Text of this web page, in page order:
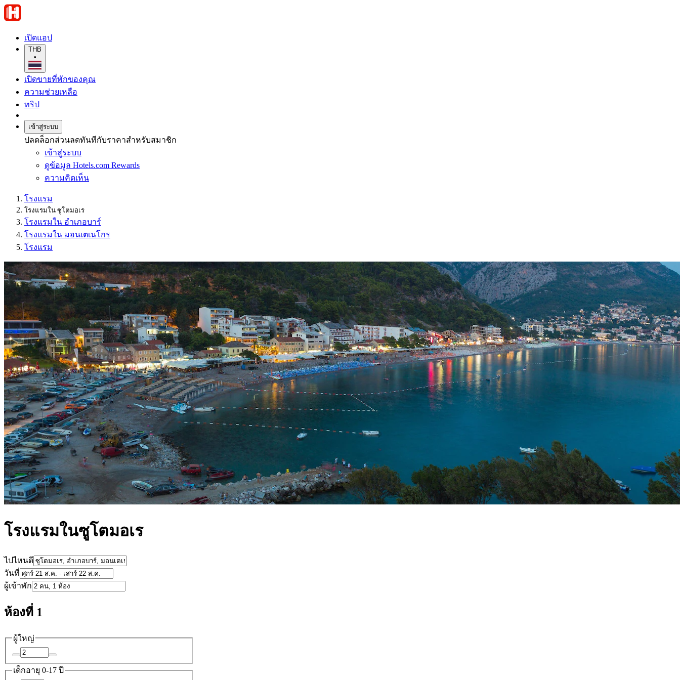
เปิดแอป
THB
•
เปิดขายที่พักของคุณ
ความช่วยเหลือ
ทริป
เข้าสู่ระบบ
ปลดล็อกส่วนลดทันทีกับราคาสำหรับสมาชิก
เข้าสู่ระบบ
ดูข้อมูล Hotels.com Rewards
ความคิดเห็น
โรงแรม
โรงแรมใน ซูโตมอเร
โรงแรมใน อําเภอบาร์
โรงแรมใน มอนเตเนโกร
โรงแรม
โรงแรมในซูโตมอเร
ไปไหนดี
วันที่
ผู้เข้าพัก
ห้องที่ 1
ผู้ใหญ่
เด็กอายุ 0-17 ปี